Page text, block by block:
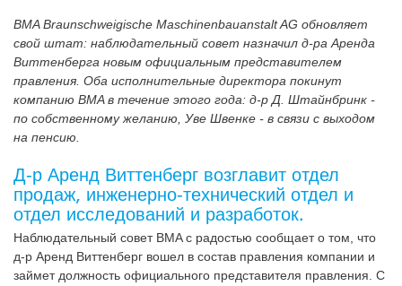
BMA Braunschweigische Maschinenbauanstalt AG обновляет
свой штат: наблюдательный совет назначил д-ра Аренда
Виттенберга новым официальным представителем
правления. Оба исполнительные директора покинут
компанию BMA в течение этого года: д-р Д. Штайнбринк -
по собственному желанию, Уве Швенке - в связи с выходом
на пенсию.
Д-р Аренд Виттенберг возглавит отдел
продаж, инженерно-технический отдел и
отдел исследований и разработок.
Наблюдательный совет BMA с радостью сообщает о том, что
д-р Аренд Виттенберг вошел в состав правления компании и
займет должность официального представителя правления. С